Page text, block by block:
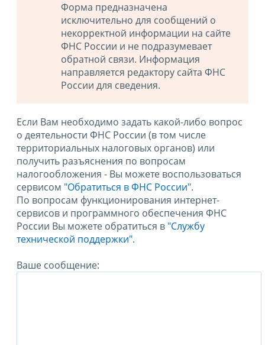
Форма предназначена
исключительно для сообщений о
некорректной информации на сайте
ФНС России и не подразумевает
обратной связи. Информация
направляется редактору сайта ФНС
России для сведения.
Если Вам необходимо задать какой-либо вопрос
о деятельности ФНС России (в том числе
территориальных налоговых органов) или
получить разъяснения по вопросам
налогообложения - Вы можете воспользоваться
сервисом "Обратиться в ФНС России".
По вопросам функционирования интернет-
сервисов и программного обеспечения ФНС
России Вы можете обратиться в "Службу
технической поддержки".
Ваше сообщение: